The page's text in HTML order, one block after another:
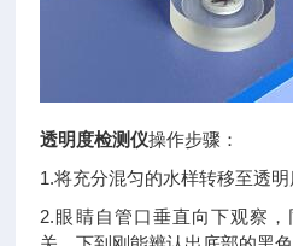
透明度检测仪操作步骤：
1.将充分混匀的水样转移至透明
2.眼睛自管口垂直向下观察